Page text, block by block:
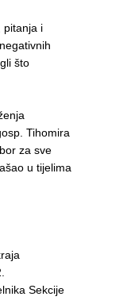
pitanja i
što
Tihomira
za sve
u tijelima
Sekcije